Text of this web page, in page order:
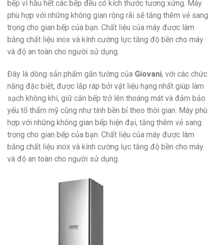
bếp vì hầu hết các bếp đều có kích thước tương xứng. Máy
phù hợp với những không gian rộng rãi sẽ tăng thêm vẻ sang
trọng cho gian bếp của bạn. Chất liệu của máy được làm
bằng chất liệu inox và kính cường lực tăng độ bền cho máy
và độ an toàn cho người sử dụng.
Đây là dòng sản phẩm gắn tường của Giovani, với các chức
năng đặc biệt, được lắp ráp bởi vật liệu hạng nhất giúp làm
sạch không khí, giữ căn bếp trở lên thoáng mát và đảm bảo
yếu tố thẩm mỹ cũng như tính bền bỉ theo thời gian. Máy phù
hợp với những không gian bếp hiện đại, tăng thêm vẻ sang
trọng cho gian bếp của bạn. Chất liệu của máy được làm
bằng chất liệu inox và kính cường lực tăng độ bền cho máy
và độ an toàn cho người sử dụng.